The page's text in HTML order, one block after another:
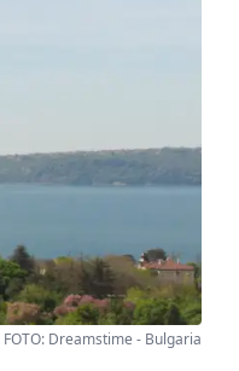
FOTO: Dreamstime - Bulgaria